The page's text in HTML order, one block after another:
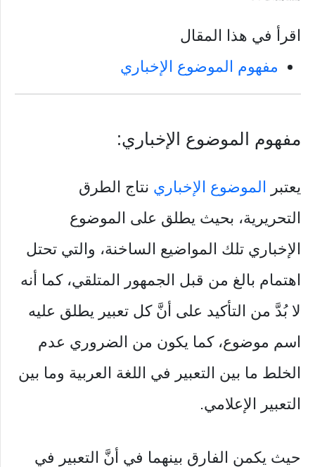
اقرأ في هذا المقال
مفهوم الموضوع الإخباري
مفهوم الموضوع الإخباري:
يعتبر الموضوع الإخباري نتاج الطرق
التحريرية، بحيث يطلق على الموضوع
الإخباري تلك المواضيع الساخنة، والتي تحتل
اهتمام بالغ من قبل الجمهور المتلقي، كما أنه
لا بُدَّ من التأكيد على أنَّ كل تعبير يطلق عليه
اسم موضوع، كما يكون من الضروري عدم
الخلط ما بين التعبير في اللغة العربية وما بين
التعبير الإعلامي.
حيث يكمن الفارق بينهما في أنَّ التعبير في